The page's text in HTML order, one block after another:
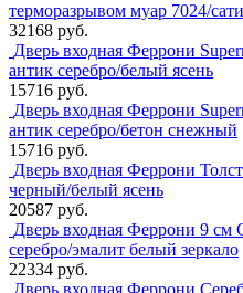
терморазрывом муар 7024/
32168 руб.
Дверь входная Феррони
антик серебро/белый ясень
15716 руб.
Дверь входная Феррони
антик серебро/бетон снежный
15716 руб.
Дверь входная Феррони
черный/белый ясень
20587 руб.
Дверь входная Феррони 9 см
серебро/эмалит белый зеркало
22334 руб.